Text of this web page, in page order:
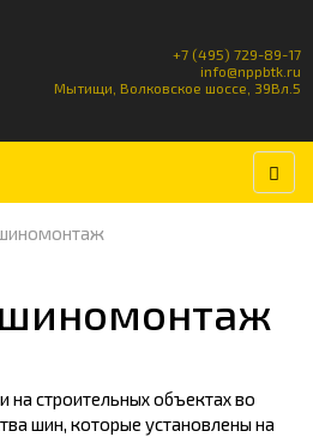
+7 (495) 729-89-17
info@nppbtk.ru
Мытищи, Волковское шоссе, 39Вл.5
на строительных объектах во
шин, которые установлены на